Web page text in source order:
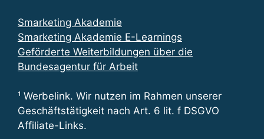
Smarketing Akademie
Smarketing Akademie E-Learnings
Geförderte Weiterbildungen über die
Bundesagentur für Arbeit
¹ Werbelink. Wir nutzen im Rahmen unserer
Geschäftstätigkeit nach Art. 6 lit. f DSGVO
Affiliate-Links.